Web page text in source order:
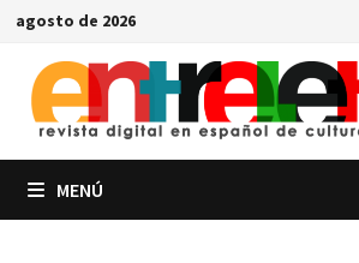
Saltar
contenido
agosto de 2026
MENÚ